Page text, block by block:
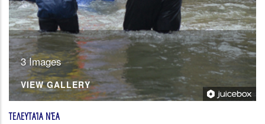
3 Images
VIEW GALLERY
ΤΕΛΕΥΤΑΊΑ ΝΈΑ